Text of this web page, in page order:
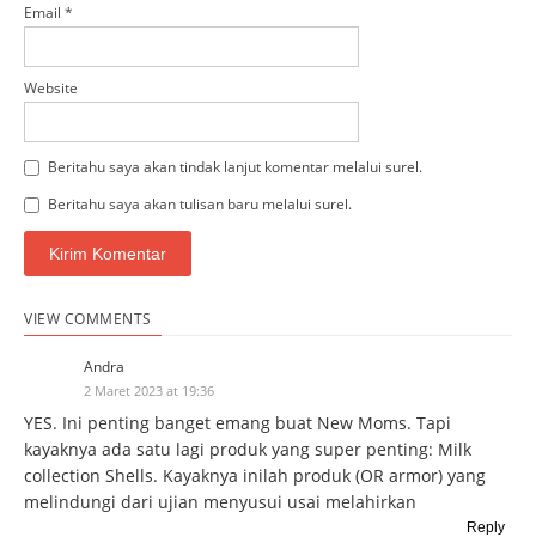
Email *
Website
Beritahu saya akan tindak lanjut komentar melalui surel.
Beritahu saya akan tulisan baru melalui surel.
VIEW COMMENTS
Andra
2 Maret 2023 at 19:36
YES. Ini penting banget emang buat New Moms. Tapi
kayaknya ada satu lagi produk yang super penting: Milk
collection Shells. Kayaknya inilah produk (OR armor) yang
melindungi dari ujian menyusui usai melahirkan
Reply